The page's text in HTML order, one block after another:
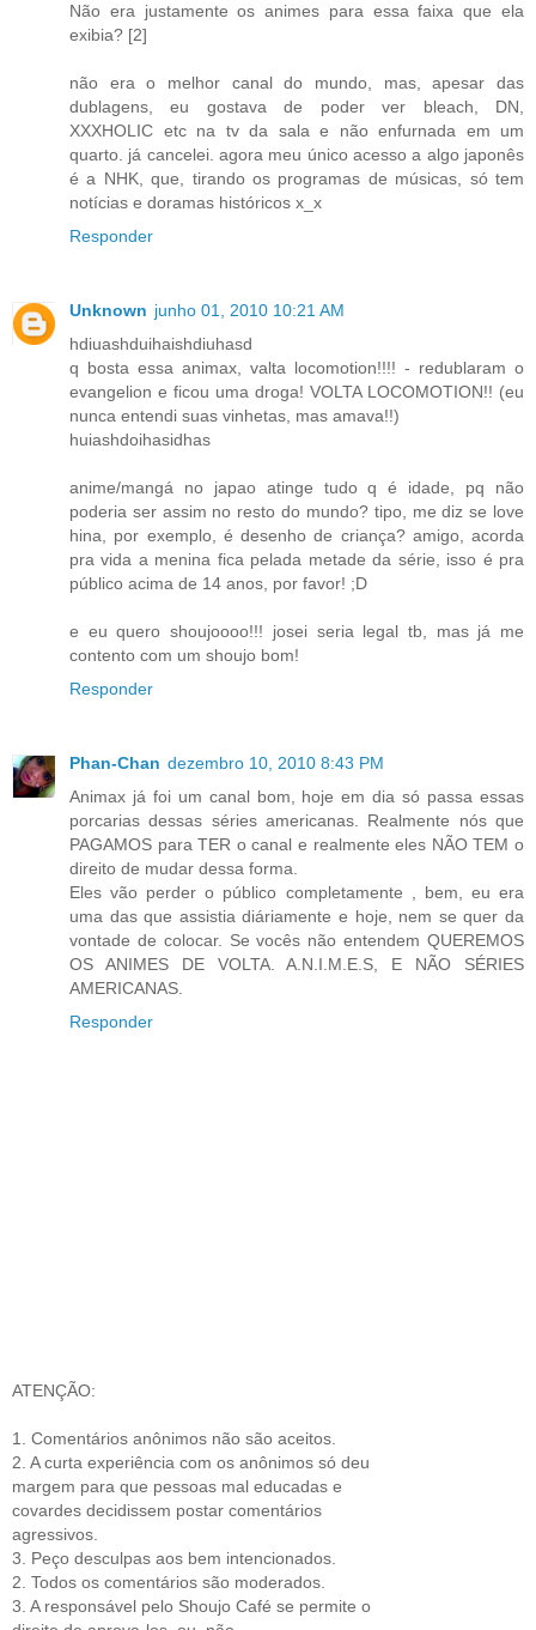
Não era justamente os animes para essa faixa que ela
exibia? [2]
não era o melhor canal do mundo, mas, apesar das
dublagens, eu gostava de poder ver bleach, DN,
XXXHOLIC etc na tv da sala e não enfurnada em um
quarto. já cancelei. agora meu único acesso a algo japonês
é a NHK, que, tirando os programas de músicas, só tem
notícias e doramas históricos x_x
Responder
Unknown junho 01, 2010 10:21 AM
hdiuashduihaishdiuhasd
q bosta essa animax, valta locomotion!!!! - redublaram o
evangelion e ficou uma droga! VOLTA LOCOMOTION!! (eu
nunca entendi suas vinhetas, mas amava!!)
huiashdoihasidhas
anime/mangá no japao atinge tudo q é idade, pq não
poderia ser assim no resto do mundo? tipo, me diz se love
hina, por exemplo, é desenho de criança? amigo, acorda
pra vida a menina fica pelada metade da série, isso é pra
público acima de 14 anos, por favor! ;D
e eu quero shoujoooo!!! josei seria legal tb, mas já me
contento com um shoujo bom!
Responder
Phan-Chan dezembro 10, 2010 8:43 PM
Animax já foi um canal bom, hoje em dia só passa essas
porcarias dessas séries americanas. Realmente nós que
PAGAMOS para TER o canal e realmente eles NÃO TEM o
direito de mudar dessa forma.
Eles vão perder o público completamente , bem, eu era
uma das que assistia diáriamente e hoje, nem se quer da
vontade de colocar. Se vocês não entendem QUEREMOS
OS ANIMES DE VOLTA. A.N.I.M.E.S, E NÃO SÉRIES
AMERICANAS.
Responder
ATENÇÃO:
1. Comentários anônimos não são aceitos.
2. A curta experiência com os anônimos só deu
margem para que pessoas mal educadas e
covardes decidissem postar comentários
agressivos.
3. Peço desculpas aos bem intencionados.
2. Todos os comentários são moderados.
3. A responsável pelo Shoujo Café se permite o